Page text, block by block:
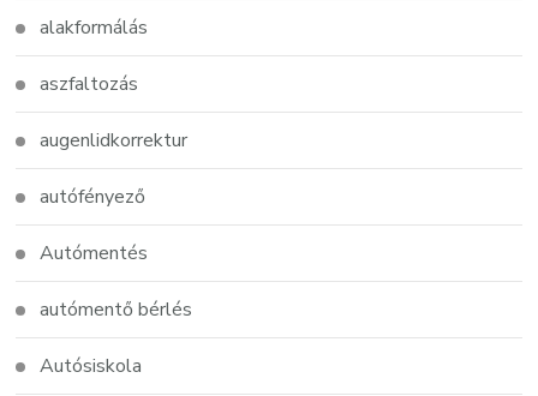
alakformálás
aszfaltozás
augenlidkorrektur
autófényező
Autómentés
autómentő bérlés
Autósiskola